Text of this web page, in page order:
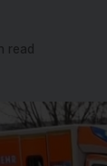
read